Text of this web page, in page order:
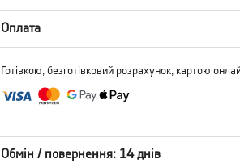
Оплата
Готівкою, безготівковий розрахунок, картою
Обмін / повернення: 14 днів